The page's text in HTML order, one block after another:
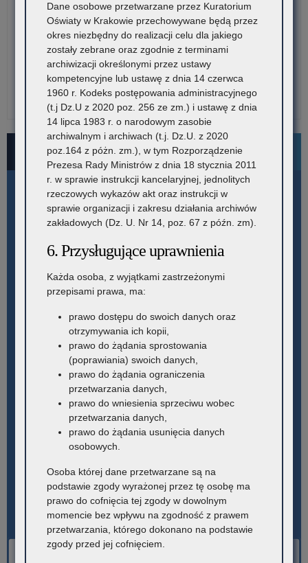
Bezpłatne numery pomocowe
Dane osobowe przetwarzane przez Kuratorium
Oświaty w Krakowie przechowywane będą przez
okres niezbędny do realizacji celu dla jakiego
zostały zebrane oraz zgodnie z terminami
archiwizacji określonymi przez ustawy
kompetencyjne lub ustawę z dnia 14 czerwca
1960 r. Kodeks postępowania administracyjnego
(t.j Dz.U z 2020 poz. 256 ze zm.) i ustawę z dnia
14 lipca 1983 r. o narodowym zasobie
archiwalnym i archiwach (t.j. Dz.U. z 2020
poz.164 z póżn. zm.), w tym Rozporządzenie
Prezesa Rady Ministrów z dnia 18 stycznia 2011
r. w sprawie instrukcji kancelaryjnej, jednolitych
rzeczowych wykazów akt oraz instrukcji w
sprawie organizacji i zakresu działania archiwów
zakładowych (Dz. U. Nr 14, poz. 67 z późn. zm).
6. Przysługujące uprawnienia
Każda osoba, z wyjątkami zastrzeżonymi
przepisami prawa, ma:
prawo dostępu do swoich danych oraz
otrzymywania ich kopii,
prawo do żądania sprostowania
(poprawiania) swoich danych,
prawo do żądania ograniczenia
przetwarzania danych,
prawo do wniesienia sprzeciwu wobec
przetwarzania danych,
prawo do żądania usunięcia danych
osobowych.
Osoba której dane przetwarzane są na
podstawie zgody wyrażonej przez tę osobę ma
prawo do cofnięcia tej zgody w dowolnym
momencie bez wpływu na zgodność z prawem
przetwarzania, którego dokonano na podstawie
zgody przed jej cofnięciem.